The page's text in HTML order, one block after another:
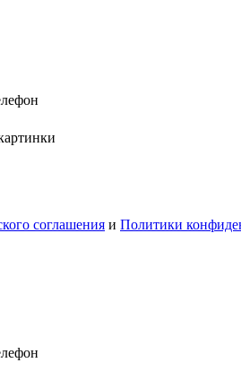
соглашения и Политики